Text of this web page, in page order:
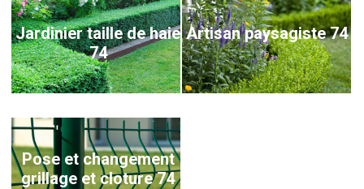
Jardinier taille de haie
74
Artisan paysagiste 74
Pose et changement
grillage et cloture 74